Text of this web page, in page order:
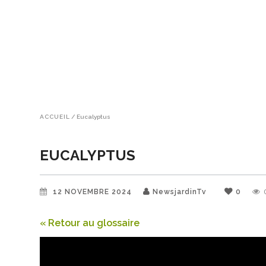
ACCUEIL / Eucalyptus
EUCALYPTUS
12 NOVEMBRE 2024 NewsjardinTv 0
« Retour au glossaire